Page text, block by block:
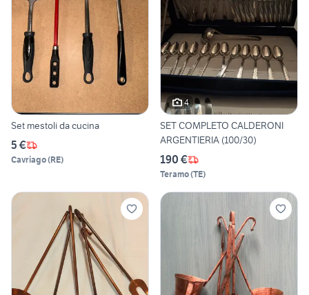
Set mestoli da cucina
5 €
Cavriago(RE)
4
SET COMPLETO CALDERONI
ARGENTIERIA (100/30)
190 €
Teramo(TE)